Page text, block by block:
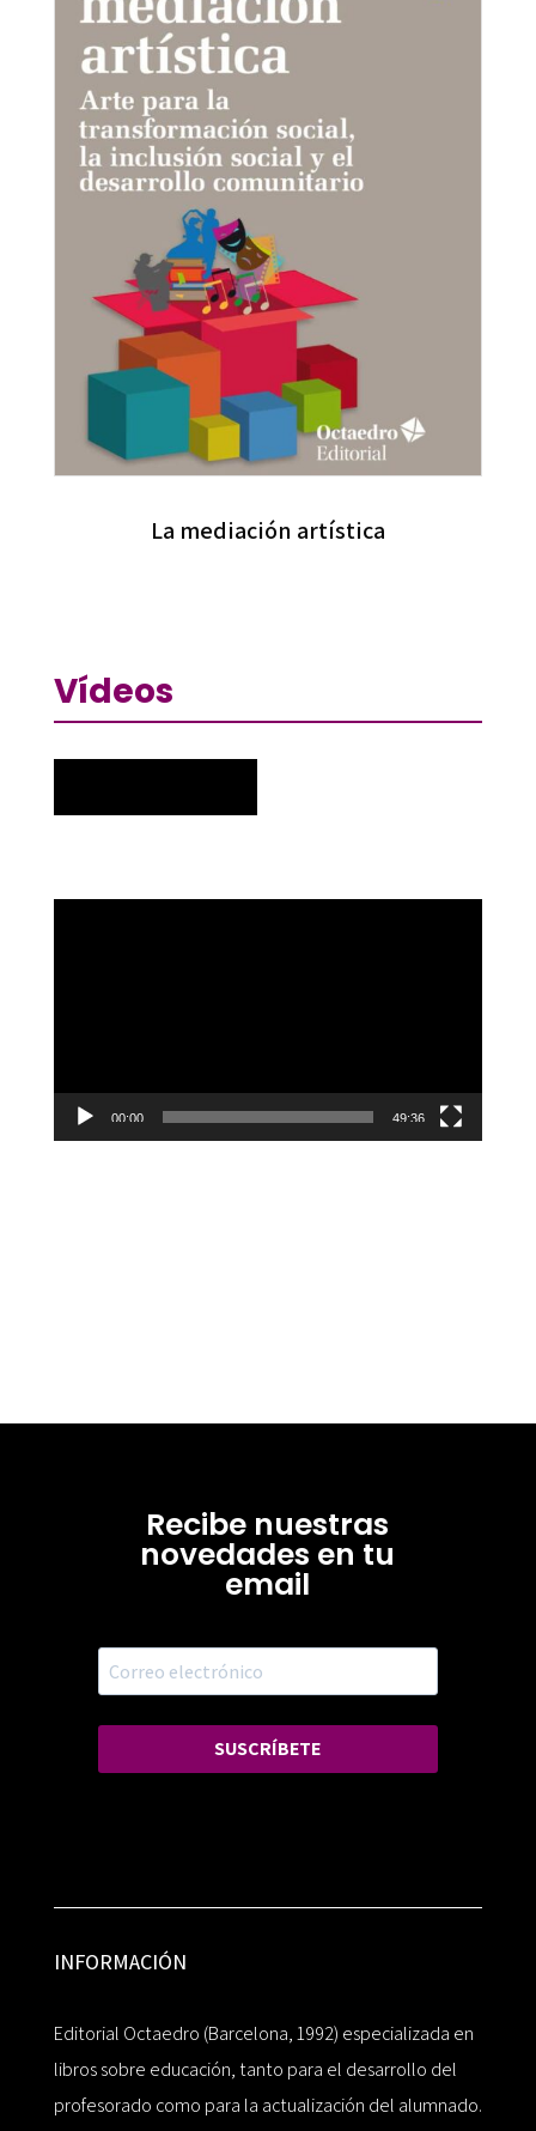
La mediación artística
Vídeos
00:00 49:36
Recibe nuestras
novedades en tu
email
SUSCRÍBETE
INFORMACIÓN
Editorial Octaedro (Barcelona, 1992) especializada en
libros sobre educación, tanto para el desarrollo del
profesorado como para la actualización del alumnado.